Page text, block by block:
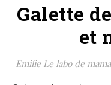
Galette
et
Emilie Le labo de